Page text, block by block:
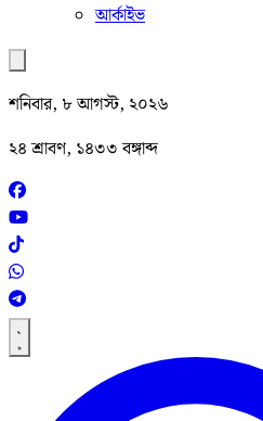
আর্কাইভ
শনিবার, ৮ আগস্ট, ২০২৬
২৪ শ্রাবণ, ১৪৩৩ বঙ্গাব্দ